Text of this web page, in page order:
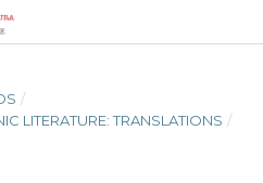
/
LITERATURE: TRANSLATIONS /